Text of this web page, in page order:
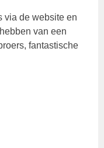
via de website en
van een
fantastische